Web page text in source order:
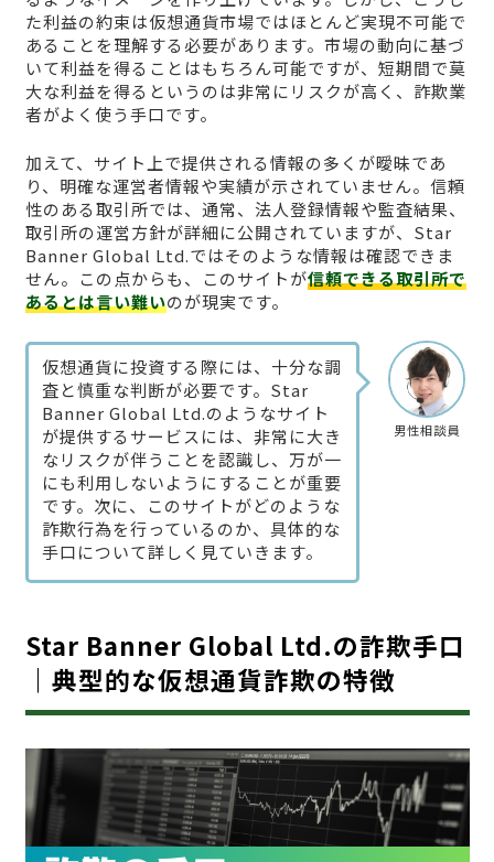
た利益の約束は仮想通貨市場ではほとんど実現不可能で
あることを理解する必要があります。市場の動向に基づ
いて利益を得ることはもちろん可能ですが、短期間で莫
大な利益を得るというのは非常にリスクが高く、詐欺業
者がよく使う手口です。
加えて、サイト上で提供される情報の多くが曖昧であ
り、明確な運営者情報や実績が示されていません。信頼
性のある取引所では、通常、法人登録情報や監査結果、
取引所の運営方針が詳細に公開されていますが、Star
Banner Global Ltd.ではそのような情報は確認できま
せん。この点からも、このサイトが信頼できる取引所で
あるとは言い難いのが現実です。
男性相談員
仮想通貨に投資する際には、十分な調
査と慎重な判断が必要です。Star
Banner Global Ltd.のようなサイト
が提供するサービスには、非常に大き
なリスクが伴うことを認識し、万が一
にも利用しないようにすることが重要
です。次に、このサイトがどのような
詐欺行為を行っているのか、具体的な
手口について詳しく見ていきます。
Star Banner Global Ltd.の詐欺手口
｜典型的な仮想通貨詐欺の特徴